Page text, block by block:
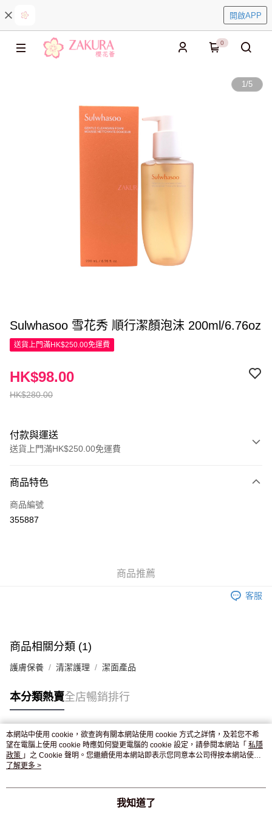
開啟APP
0
1/5
Sulwhasoo 雪花秀 順行潔顏泡沫 200ml/6.76oz
送貨上門滿HK$250.00免運費
HK$280.00
HK$98.00
付款與運送
送貨上門滿HK$250.00免運費
信用卡
Apple Pay
付款後門市自取，訂單確認後2-4個工作天到店，7天內取。逾期後
商品特色
商品編號
355887
商品推薦
客服
商品相關分類 (1)
護膚保養 清潔護理 潔面產品
本分類熱賣全店暢銷排行
熱門標籤
熱銷排行
本網站中使用 cookie，欲查詢有關本網站使用 cookie 方式之詳情，及若您不希
望在電腦上使用 cookie 時應如何變更電腦的 cookie 設定，請參閱本網站「 私隱
政策 」之 Cookie 聲明。您繼續使用本網站即表示您同意本公司得按本網站使用
條款之 Cookie 聲明使用 cookie。
了解更多 >
我知道了